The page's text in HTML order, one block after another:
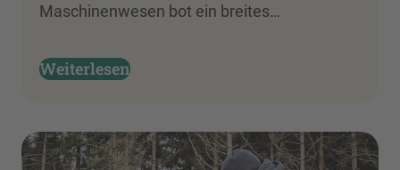
Maschinenwesen bot ein breites…
Weiterlesen